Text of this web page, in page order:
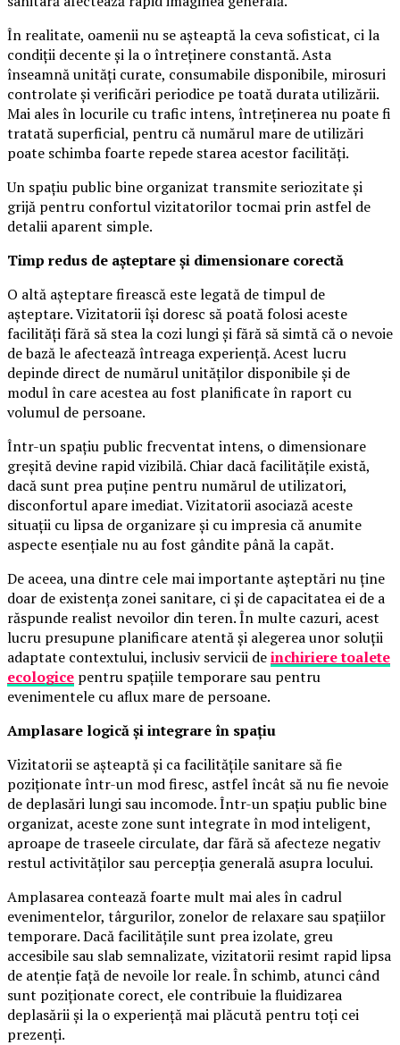
În realitate, oamenii nu se așteaptă la ceva sofisticat, ci la
condiții decente și la o întreținere constantă. Asta
înseamnă unități curate, consumabile disponibile, mirosuri
controlate și verificări periodice pe toată durata utilizării.
Mai ales în locurile cu trafic intens, întreținerea nu poate fi
tratată superficial, pentru că numărul mare de utilizări
poate schimba foarte repede starea acestor facilități.
Un spațiu public bine organizat transmite seriozitate și
grijă pentru confortul vizitatorilor tocmai prin astfel de
detalii aparent simple.
Timp redus de așteptare și dimensionare corectă
O altă așteptare firească este legată de timpul de
așteptare. Vizitatorii își doresc să poată folosi aceste
facilități fără să stea la cozi lungi și fără să simtă că o nevoie
de bază le afectează întreaga experiență. Acest lucru
depinde direct de numărul unităților disponibile și de
modul în care acestea au fost planificate în raport cu
volumul de persoane.
Într-un spațiu public frecventat intens, o dimensionare
greșită devine rapid vizibilă. Chiar dacă facilitățile există,
dacă sunt prea puține pentru numărul de utilizatori,
disconfortul apare imediat. Vizitatorii asociază aceste
situații cu lipsa de organizare și cu impresia că anumite
aspecte esențiale nu au fost gândite până la capăt.
De aceea, una dintre cele mai importante așteptări nu ține
doar de existența zonei sanitare, ci și de capacitatea ei de a
răspunde realist nevoilor din teren. În multe cazuri, acest
lucru presupune planificare atentă și alegerea unor soluții
adaptate contextului, inclusiv servicii deinchiriere toalete
ecologice pentru spațiile temporare sau pentru
evenimentele cu aflux mare de persoane.
Amplasare logică și integrare în spațiu
Vizitatorii se așteaptă și ca facilitățile sanitare să fie
poziționate într-un mod firesc, astfel încât să nu fie nevoie
de deplasări lungi sau incomode. Într-un spațiu public bine
organizat, aceste zone sunt integrate în mod inteligent,
aproape de traseele circulate, dar fără să afecteze negativ
restul activităților sau percepția generală asupra locului.
Amplasarea contează foarte mult mai ales în cadrul
evenimentelor, târgurilor, zonelor de relaxare sau spațiilor
temporare. Dacă facilitățile sunt prea izolate, greu
accesibile sau slab semnalizate, vizitatorii resimt rapid lipsa
de atenție față de nevoile lor reale. În schimb, atunci când
sunt poziționate corect, ele contribuie la fluidizarea
deplasării și la o experiență mai plăcută pentru toți cei
prezenți.